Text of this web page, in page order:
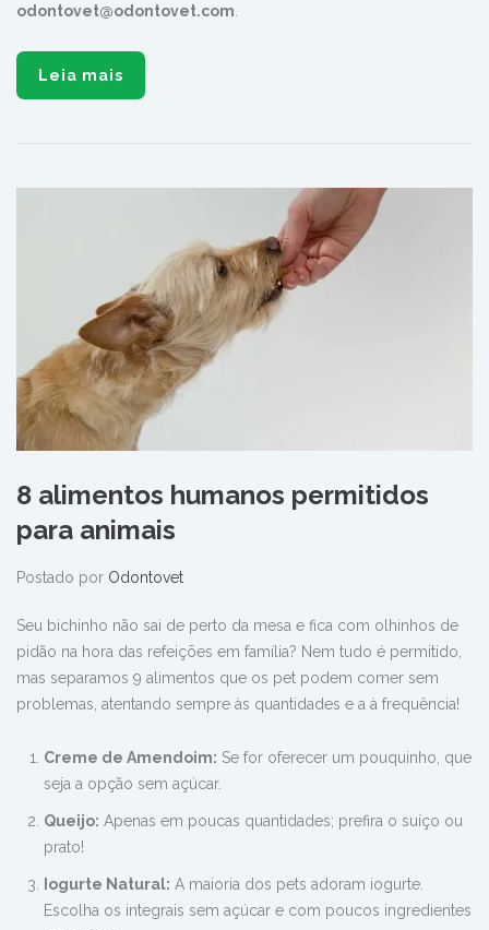
odontovet@odontovet.com
Leia mais
8 alimentos humanos permitidos
para animais
Postado por Odontovet
Seu bichinho não sai de perto da mesa e fica com olhinhos de
pidão na hora das refeições em família? Nem tudo é permitido,
mas separamos 9 alimentos que os pet podem comer sem
problemas, atentando sempre às quantidades e a à frequência!
Creme de Amendoim: Se for oferecer um pouquinho, que
seja a opção sem açúcar.
Queijo: Apenas em poucas quantidades; prefira o suíço ou
prato!
Iogurte Natural: A maioria dos pets adoram iogurte.
Escolha os integrais sem açúcar e com poucos ingredientes